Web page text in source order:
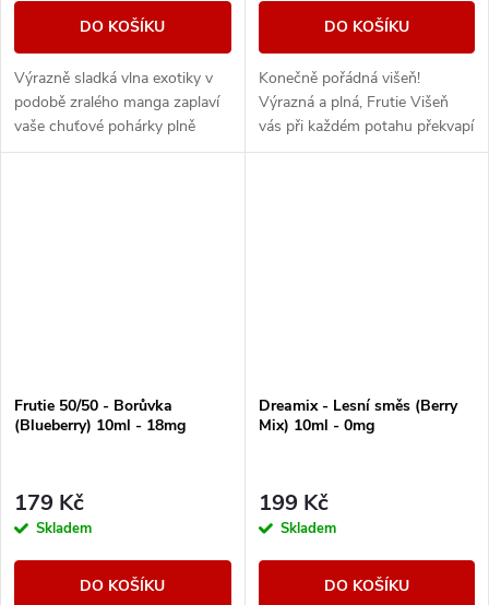
DO KOŠÍKU
Výrazně sladká vlna exotiky v
podobě zralého manga zaplaví
vaše chuťové pohárky plně
ovocnou příchutí.
DO KOŠÍKU
Konečně pořádná višeň!
Výrazná a plná, Frutie Višeň
vás při každém potahu překvapí
svou intenzivní a věrnou chutí,
Frutie 50/50 - Borůvka
(Blueberry) 10ml - 18mg
179 Kč
Skladem
DO KOŠÍKU
Dreamix - Lesní směs (Berry
Mix) 10ml - 0mg
199 Kč
Skladem
DO KOŠÍKU